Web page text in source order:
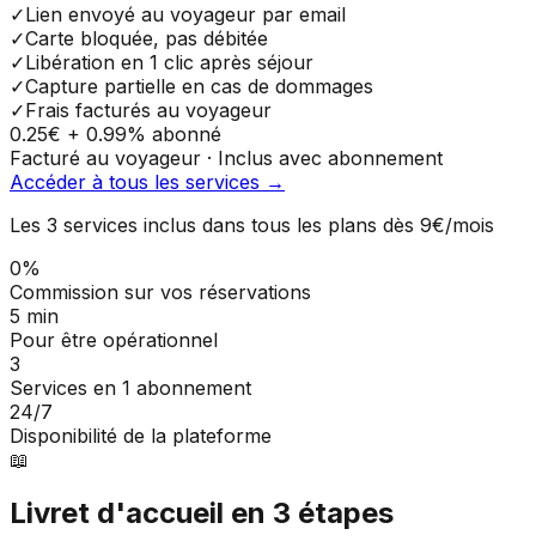
✓Lien envoyé au voyageur par email
✓Carte bloquée, pas débitée
✓Libération en 1 clic après séjour
✓Capture partielle en cas de dommages
✓Frais facturés au voyageur
0.25€ + 0.99% abonné
Facturé au voyageur · Inclus avec abonnement
Accéder à tous les services →
Les 3 services inclus dans tous les plans dès 9€/mois
0%
Commission sur vos réservations
5 min
Pour être opérationnel
3
Services en 1 abonnement
24/7
Disponibilité de la plateforme
📖
Livret d'accueil en 3 étapes